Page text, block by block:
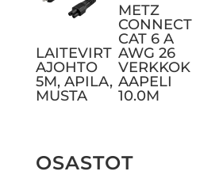
LAITEVIRT
AJOHTO
5M, APILA,
MUSTA
METZ
CONNECT
CAT 6 A
AWG 26
VERKKOK
AAPELI
10.0M
OSASTOT